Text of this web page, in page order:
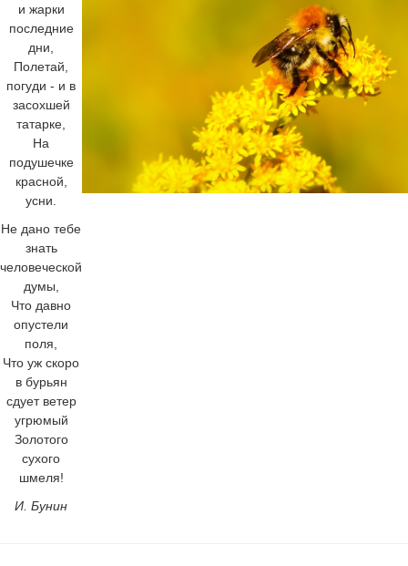
и жарки
последние
дни,
Полетай,
погуди - и в
засохшей
татарке,
На
подушечке
красной,
усни.
Не дано тебе
знать
человеческой
думы,
Что давно
опустели
поля,
Что уж скоро
в бурьян
сдует ветер
угрюмый
Золотого
сухого
шмеля!
И. Бунин